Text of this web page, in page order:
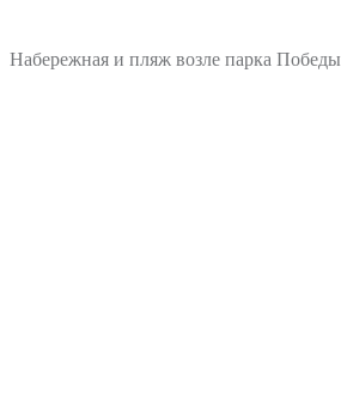
Набережная и пляж возле парка Победы